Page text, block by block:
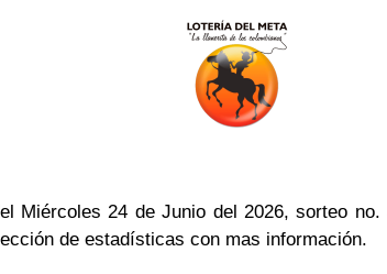
Miércoles 24 de Junio del 2026, sorteo
de estadísticas con mas información.